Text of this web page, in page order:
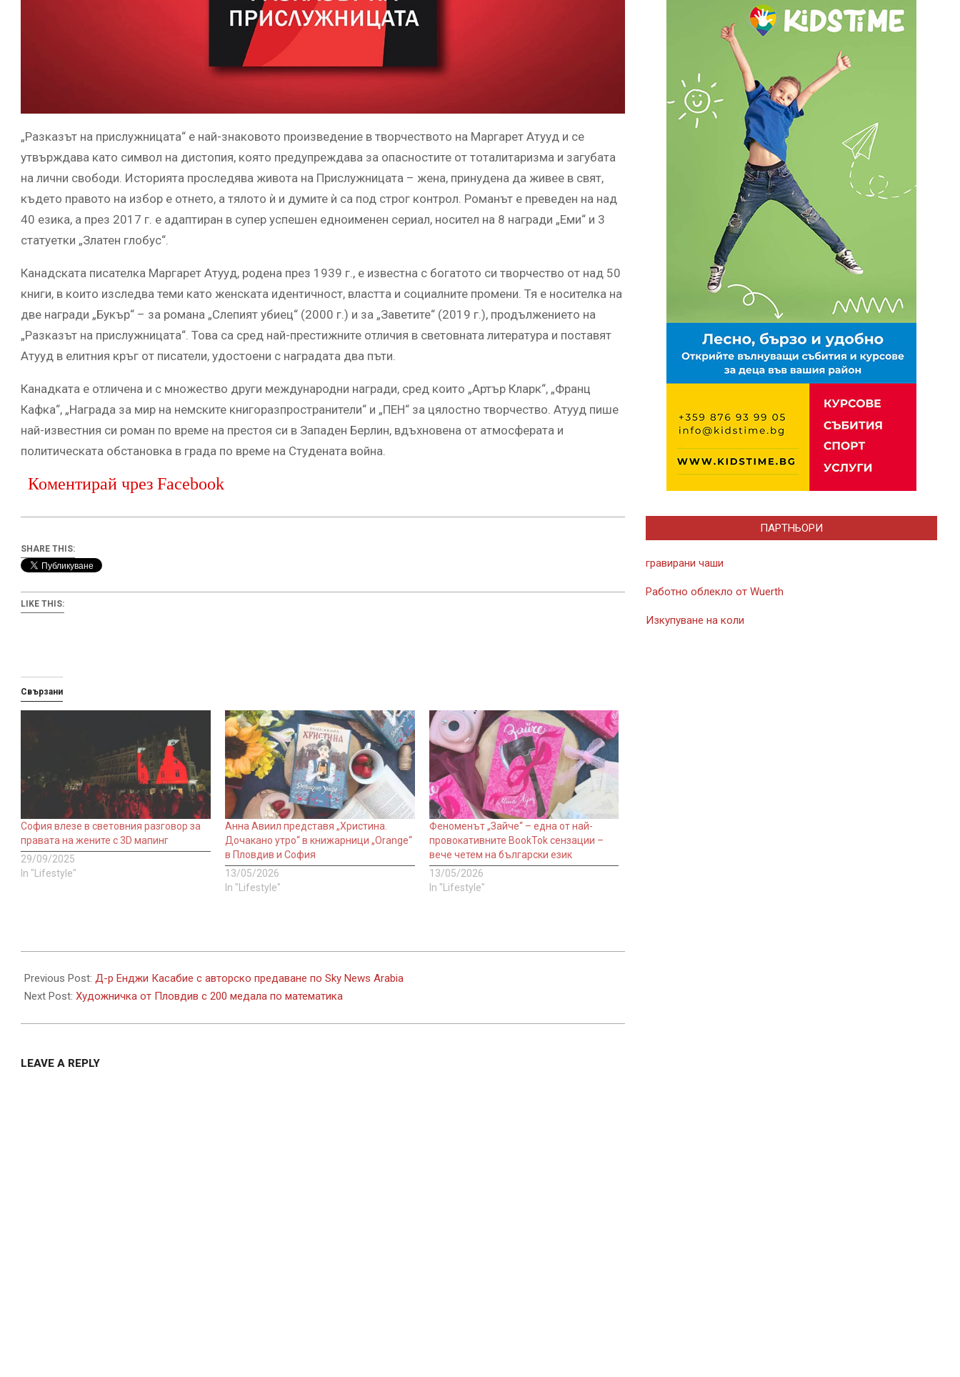
„Разказът на прислужницата“ е най-знаковото произведение в творчеството на Маргарет Атууд и се
утвърждава като символ на дистопия, която предупреждава за опасностите от тоталитаризма и загубата
на лични свободи. Историята проследява живота на Прислужницата – жена, принудена да живее в свят,
където правото на избор е отнето, а тялото ѝ и думите ѝ са под строг контрол. Романът е преведен на над
40 езика, а през 2017 г. е адаптиран в супер успешен едноименен сериал, носител на 8 награди „Еми“ и 3
статуетки „Златен глобус“.
Канадската писателка Маргарет Атууд, родена през 1939 г., е известна с богатото си творчество от над 50
книги, в които изследва теми като женската идентичност, властта и социалните промени. Тя е носителка на
две награди „Букър“ – за романа „Слепият убиец“ (2000 г.) и за „Заветите“ (2019 г.), продължението на
„Разказът на прислужницата“. Това са сред най-престижните отличия в световната литература и поставят
Атууд в елитния кръг от писатели, удостоени с наградата два пъти.
Канадката е отличена и с множество други международни награди, сред които „Артър Кларк“, „Франц
Кафка“, „Награда за мир на немските книгоразпространители“ и „ПЕН“ за цялостно творчество. Атууд пише
най-известния си роман по време на престоя си в Западен Берлин, вдъхновена от атмосферата и
политическата обстановка в града по време на Студената война.
Коментирай чрез Facebook
SHARE THIS:
LIKE THIS:
Свързани
София влезе в световния разговор за
правата на жените с 3D мапинг
29/09/2025
In "Lifestyle"
Анна Авиил представя „Христина.
Дочакано утро“ в книжарници „Orange“
в Пловдив и София
13/05/2026
In "Lifestyle"
Феноменът „Зайче“ – една от най-
провокативните BookTok сензации –
вече четем на български език
13/05/2026
In "Lifestyle"
09-
23
Previous Post: Д-р Енджи Касабие с авторско предаване по Sky News Arabia
Next Post: Художничка от Пловдив с 200 медала по математика
LEAVE A REPLY
ПАРТНЬОРИ
гравирани чаши
Работно облекло от Wuerth
Изкупуване на коли